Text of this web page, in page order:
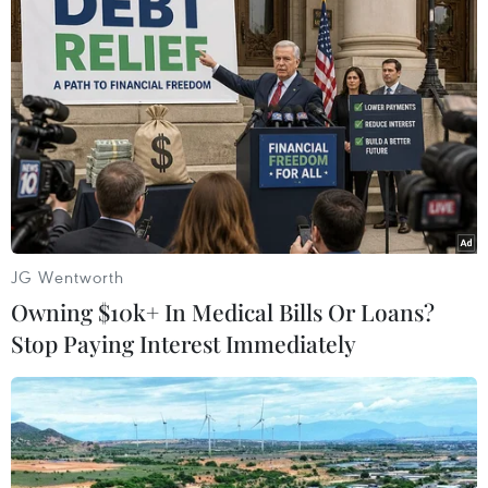
ẩm, giữ ẩm bằng các loại kem ủ và mặt nạ tóc.
JG Wentworth
Owning $10k+ In Medical Bills Or Loans?
Stop Paying Interest Immediately